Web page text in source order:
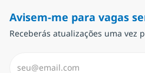
Avisem-me para vagas
Receberás atualizações uma vez